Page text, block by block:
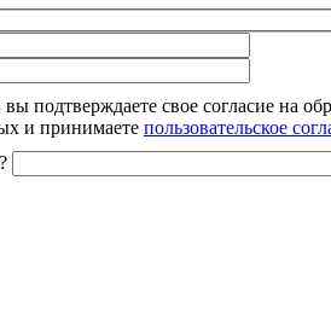
подтверждаете свое согласие на
и принимаете пользовательское